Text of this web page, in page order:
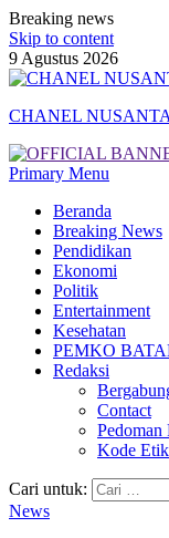
Breaking news
Skip to content
9 Agustus 2026
CHANEL
Primary Menu
Beranda
Breaking News
Pendidikan
Ekonomi
Politik
Entertainment
Kesehatan
PEMKO
Redaksi
Contact
Pedoman
Kode
Cari untuk:
News